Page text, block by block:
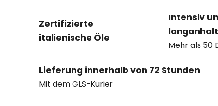
Zertifizierte
italienische Öle
Intensiv
Mehr als 50
Lieferung innerhalb von 72 Stunden
Mit dem GLS-Kurier